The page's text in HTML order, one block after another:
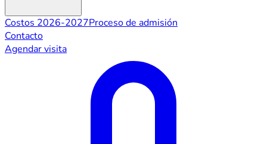
Costos 2026-2027Proceso de admisión
Contacto
Agendar visita